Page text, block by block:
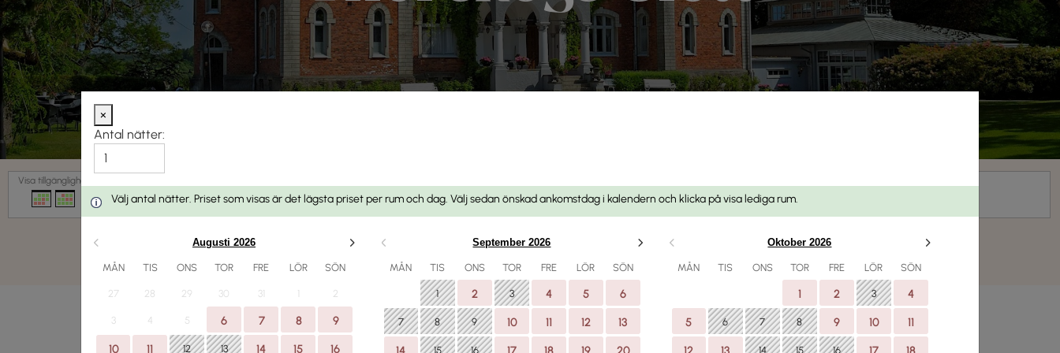
Visa tillgänglighet
×
Antal nätter:
Välj antal nätter. Priset som visas är det lägsta priset per rum och dag. Välj sedan önskad ankomstdag i kalendern och klicka på visa lediga rum.
Augusti 2026
MÅN TIS ONS TOR FRE LÖR SÖN
27 28 29 30 31 1 2
3 4 5 6 7 8 9
10 11 12 13 14 15 16
September 2026
MÅN TIS ONS TOR FRE LÖR SÖN
1 2 3 4 5 6
7 8 9 10 11 12 13
15 16
Oktober 2026
MÅN TIS ONS TOR FRE LÖR SÖN
1 2 3 4
5 6 7 8 9 10 11
14 15 16
1 Rum
SÖK